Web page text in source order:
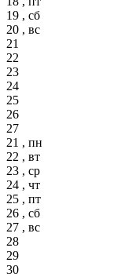
19 , сб
20 , вс
21
22
23
24
25
26
27
21 , пн
22 , вт
23 , ср
24 , чт
25 , пт
26 , сб
27 , вс
28
29
30